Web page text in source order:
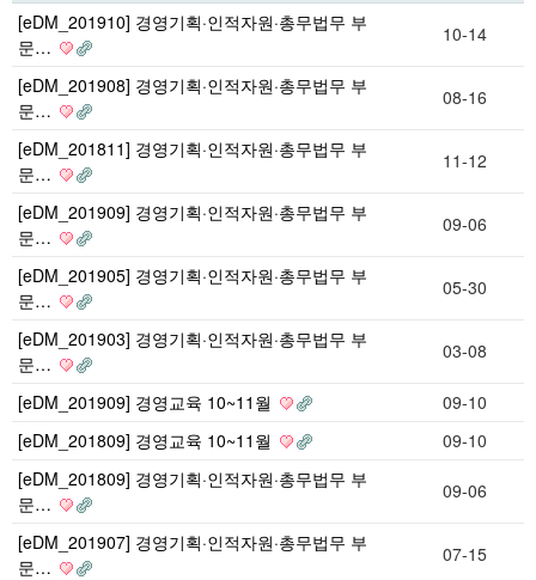
[eDM_201910] 경영기획·인적자원·총무법무 부
문…
10-14
[eDM_201908] 경영기획·인적자원·총무법무 부
문…
08-16
[eDM_201811] 경영기획·인적자원·총무법무 부
문…
11-12
[eDM_201909] 경영기획·인적자원·총무법무 부
문…
09-06
[eDM_201905] 경영기획·인적자원·총무법무 부
문…
05-30
[eDM_201903] 경영기획·인적자원·총무법무 부
문…
03-08
[eDM_201909] 경영교육 10~11월
09-10
[eDM_201809] 경영교육 10~11월
09-10
[eDM_201809] 경영기획·인적자원·총무법무 부
문…
09-06
[eDM_201907] 경영기획·인적자원·총무법무 부
문…
07-15